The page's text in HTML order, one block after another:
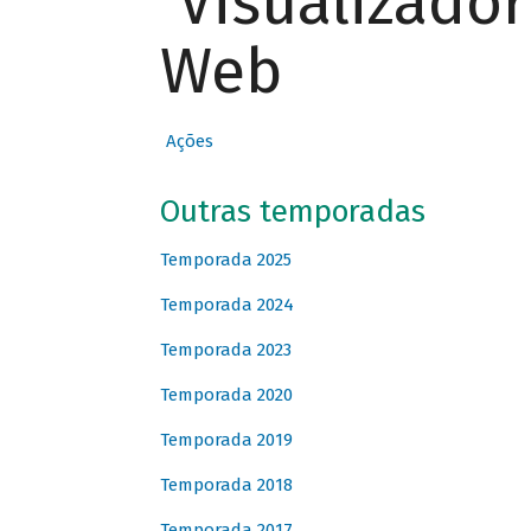
Web
Ações
Outras temporadas
Temporada 2025
Temporada 2024
Temporada 2023
Temporada 2020
Temporada 2019
Temporada 2018